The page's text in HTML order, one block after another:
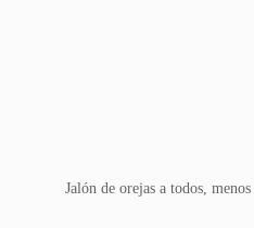
Jalón de orejas a todos,